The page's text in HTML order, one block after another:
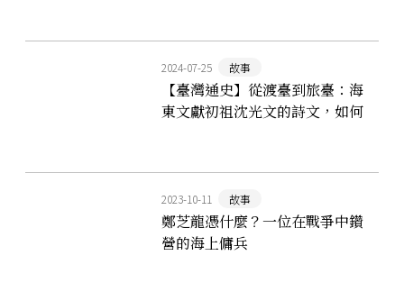
2024-07-25 故事
【臺灣通史】從渡臺到旅臺：海
東文獻初祖沈光文的詩文，如何
2023-10-11 故事
鄭芝龍憑什麼？一位在戰爭中鑽
營的海上傭兵